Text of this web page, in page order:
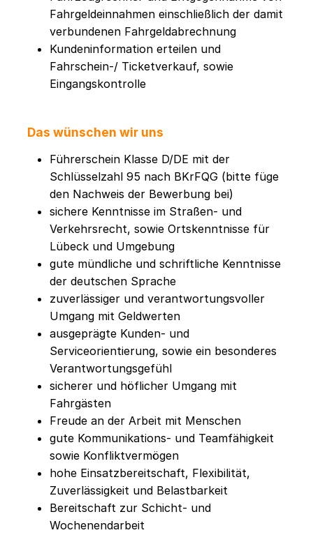
Fahrgeldeinnahmen einschließlich der damit
verbundenen Fahrgeldabrechnung
Kundeninformation erteilen und
Fahrschein-/ Ticketverkauf, sowie
Eingangskontrolle
Das wünschen wir uns
Führerschein Klasse D/DE mit der
Schlüsselzahl 95 nach BKrFQG (bitte füge
den Nachweis der Bewerbung bei)
sichere Kenntnisse im Straßen- und
Verkehrsrecht, sowie Ortskenntnisse für
Lübeck und Umgebung
gute mündliche und schriftliche Kenntnisse
der deutschen Sprache
zuverlässiger und verantwortungsvoller
Umgang mit Geldwerten
ausgeprägte Kunden- und
Serviceorientierung, sowie ein besonderes
Verantwortungsgefühl
sicherer und höflicher Umgang mit
Fahrgästen
Freude an der Arbeit mit Menschen
gute Kommunikations- und Teamfähigkeit
sowie Konfliktvermögen
hohe Einsatzbereitschaft, Flexibilität,
Zuverlässigkeit und Belastbarkeit
Bereitschaft zur Schicht- und
Wochenendarbeit